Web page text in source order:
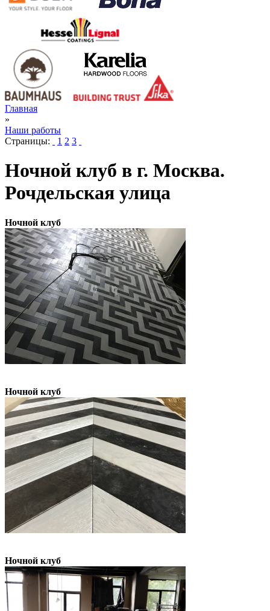
Главная
»
Наши работы
Страницы:
1 2 3
Ночной клуб в г. Москва.
Рочдельская улица
Ночной клуб
Ночной клуб
Ночной клуб